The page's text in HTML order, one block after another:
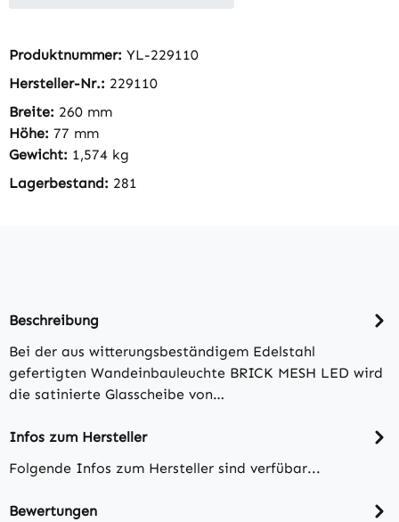
Produktnummer: YL-229110
Hersteller-Nr.: 229110
Breite: 260 mm
Höhe: 77 mm
Gewicht: 1,574 kg
Lagerbestand: 281
Beschreibung
Bei der aus witterungsbeständigem Edelstahl
gefertigten Wandeinbauleuchte BRICK MESH LED wird
die satinierte Glasscheibe von…
Infos zum Hersteller
Folgende Infos zum Hersteller sind verfübar...
Bewertungen